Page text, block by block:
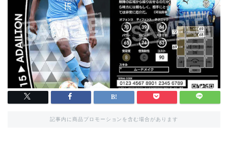
記事内に商品プロモーションを含む場合があります